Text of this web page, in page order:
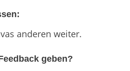
anderen weiter.
geben?